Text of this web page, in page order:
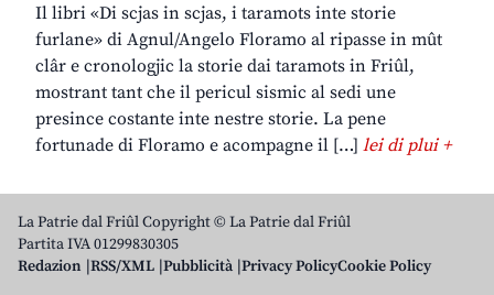
Il libri «Di scjas in scjas, i taramots inte storie
furlane» di Agnul/Angelo Floramo al ripasse in mût
clâr e cronologjic la storie dai taramots in Friûl,
mostrant tant che il pericul sismic al sedi une
presince costante inte nestre storie. La pene
fortunade di Floramo e acompagne il […] lei di plui +
La Patrie dal Friûl Copyright © La Patrie dal Friûl
Partita IVA 01299830305
Redazion RSS/XML Pubblicità Privacy PolicyCookie Policy